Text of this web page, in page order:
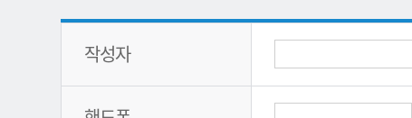
작성자